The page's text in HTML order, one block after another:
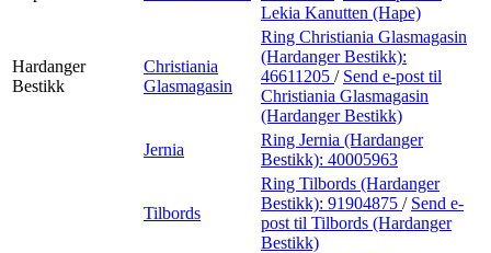
Lekia Kanutten (Hape)
Hardanger
Bestikk
Christiania
Glasmagasin
Ring Christiania Glasmagasin
(Hardanger Bestikk):
46611205 / Send e-post til
Christiania Glasmagasin
(Hardanger Bestikk)
Jernia
Ring Jernia (Hardanger
Bestikk): 40005963
Tilbords
Ring Tilbords (Hardanger
Bestikk): 91904875 / Send e-
post til Tilbords (Hardanger
Bestikk)